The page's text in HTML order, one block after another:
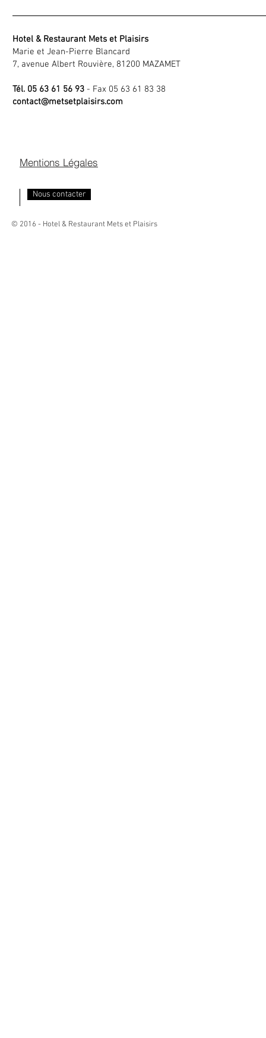
Hotel & Restaurant Mets et Plaisirs
Marie et Jean-Pierre Blancard
7, avenue Albert Rouvière, 81200 MAZAMET
Tél. 05 63 61 56 93 - Fax 05 63 61 83 38
contact@metsetplaisirs.com
Mentions Légales
Nous contacter
© 2016 - Hotel & Restaurant Mets et Plaisirs